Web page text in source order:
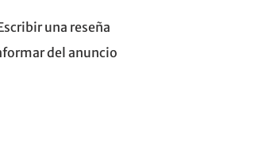
una reseña
del anuncio